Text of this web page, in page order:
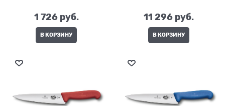
1 726 руб.
В КОРЗИНУ
11 296 руб.
В КОРЗИНУ